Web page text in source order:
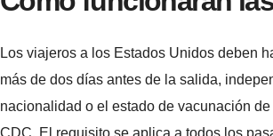
Los viajeros a los Estados Unidos deben
más de dos días antes de la salida,
nacionalidad o el estado de vacunación
CDC. El requisito se aplica a todos los